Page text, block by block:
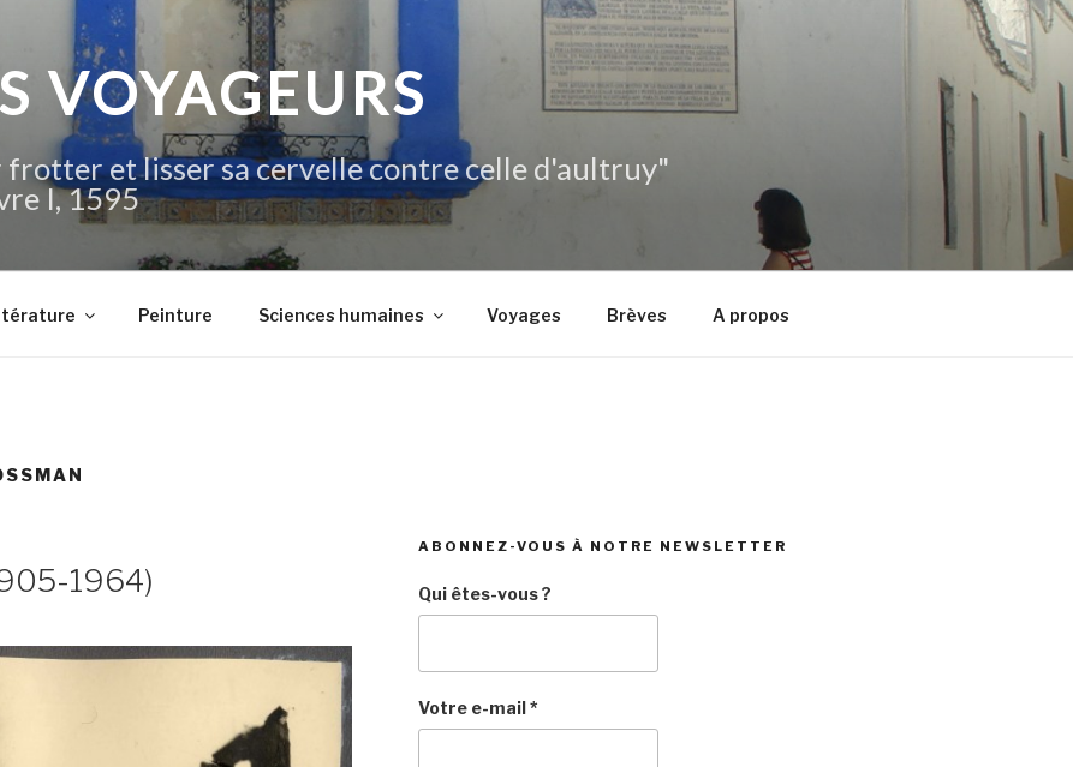
VOYAGEURS
et lisser sa cervelle contre celle d'aultruy"
I, 1595
Peinture Sciences humaines Voyages Brèves A propos
1964)
ABONNEZ-VOUS À NOTRE NEWSLETTER
Qui êtes-vous ?
Votre e-mail*